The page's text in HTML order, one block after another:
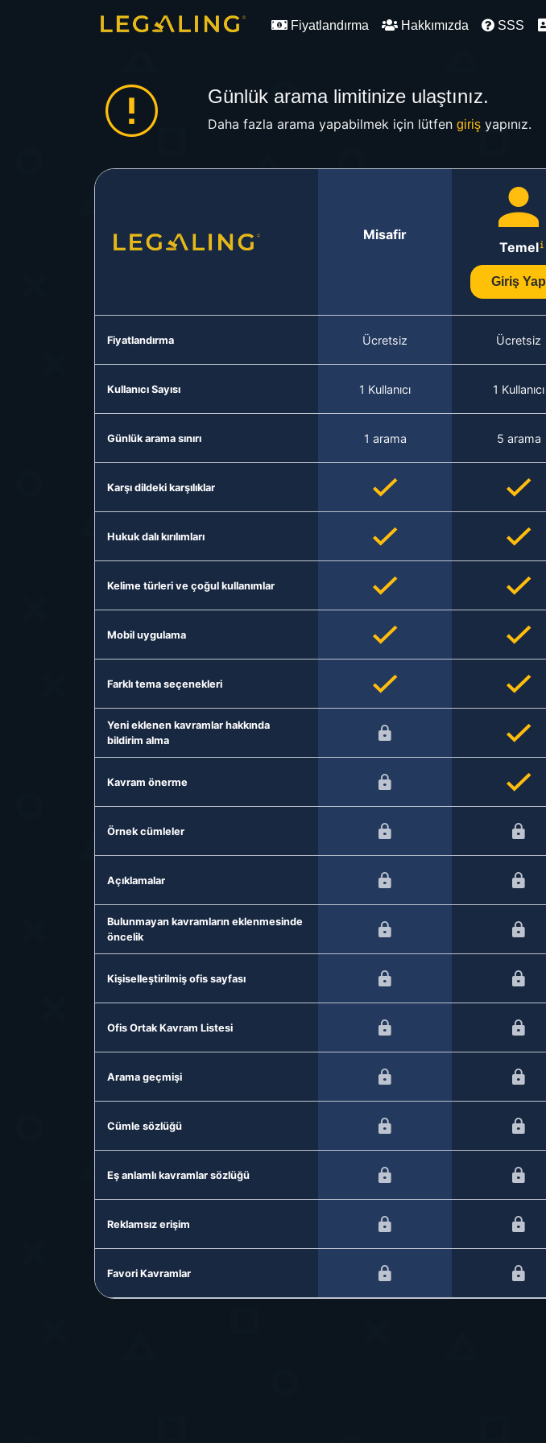
Fiyatlandırma Hakkımızda SSS
Günlük arama limitinize ulaştınız.
Daha fazla arama yapabilmek için lütfen girişyapınız.
Misafir
Temel
Giriş Yap
Fiyatlandırma Ücretsiz Ücretsiz
Kullanıcı Sayısı 1 Kullanıcı 1 Kullanıcı
Günlük arama sınırı 1 arama 5 arama
Karşı dildeki karşılıklar
Hukuk dalı kırılımları
Kelime türleri ve çoğul kullanımlar
Mobil uygulama
Farklı tema seçenekleri
Yeni eklenen kavramlar hakkında
bildirim alma
Kavram önerme
Örnek cümleler
Açıklamalar
Bulunmayan kavramların eklenmesinde
öncelik
Kişiselleştirilmiş ofis sayfası
Ofis Ortak Kavram Listesi
Arama geçmişi
Cümle sözlüğü
Eş anlamlı kavramlar sözlüğü
Reklamsız erişim
Favori Kavramlar